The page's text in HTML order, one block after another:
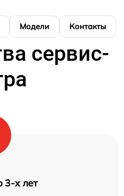
Модели Контакты
сервис-
3-х лет